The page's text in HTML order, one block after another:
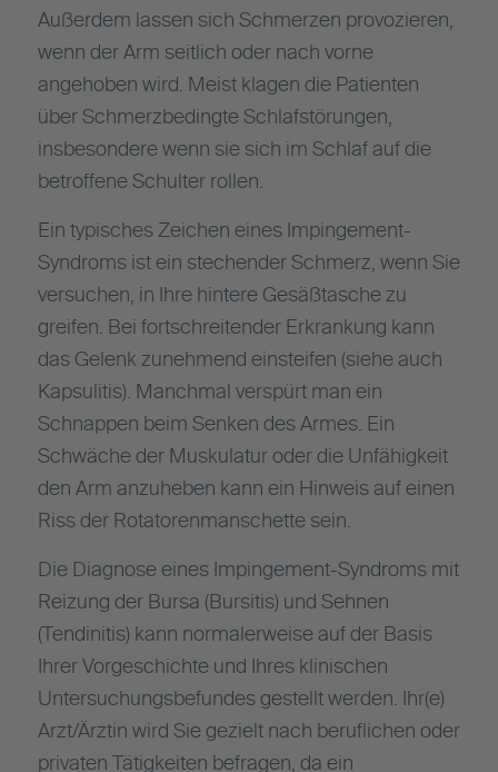
Außerdem lassen sich Schmerzen provozieren,
wenn der Arm seitlich oder nach vorne
angehoben wird. Meist klagen die Patienten
über Schmerzbedingte Schlafstörungen,
insbesondere wenn sie sich im Schlaf auf die
betroffene Schulter rollen.
Ein typisches Zeichen eines Impingement-
Syndroms ist ein stechender Schmerz, wenn Sie
versuchen, in Ihre hintere Gesäßtasche zu
greifen. Bei fortschreitender Erkrankung kann
das Gelenk zunehmend einsteifen (siehe auch
Kapsulitis). Manchmal verspürt man ein
Schnappen beim Senken des Armes. Ein
Schwäche der Muskulatur oder die Unfähigkeit
den Arm anzuheben kann ein Hinweis auf einen
Riss der Rotatorenmanschette sein.
Die Diagnose eines Impingement-Syndroms mit
Reizung der Bursa (Bursitis) und Sehnen
(Tendinitis) kann normalerweise auf der Basis
Ihrer Vorgeschichte und Ihres klinischen
Untersuchungsbefundes gestellt werden. Ihr(e)
Arzt/Ärztin wird Sie gezielt nach beruflichen oder
privaten Tätigkeiten befragen, da ein